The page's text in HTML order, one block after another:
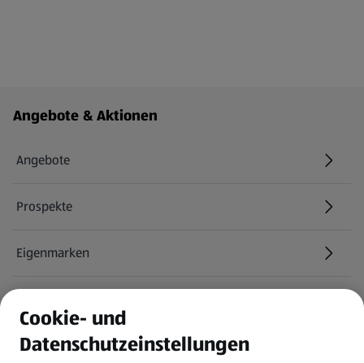
Fußzeilenmenü - weitere Links
Angebote & Aktionen
Angebote
Prospekte
Eigenmarken
Newsletter
Cookie- und
Datenschutzeinstellungen